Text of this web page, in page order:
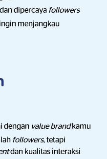
dipercaya followers
menjangkau
dengan value brandkamu
followers, tetapi
dan kualitas interaksi